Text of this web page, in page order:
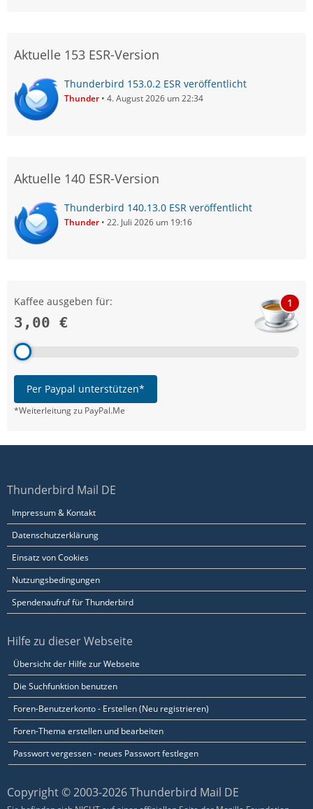
Aktuelle 153 ESR-Version
Thunderbird 153.0.2 ESR veröffentlicht
Thunder 4. August 2026 um 22:34
Aktuelle 140 ESR-Version
Thunderbird 140.13.0 ESR veröffentlicht
Thunder 22. Juli 2026 um 19:16
Kaffee ausgeben für:
3,00 €
1
Per Paypal unterstützen*
*Weiterleitung zu PayPal.Me
Thunderbird Mail DE
Impressum & Kontakt
Datenschutzerklärung
Einsatz von Cookies
Nutzungsbedingungen
Spendenaufruf für Thunderbird
Hilfe zu dieser Webseite
Übersicht der Hilfe zur Webseite
Die Suchfunktion benutzen
Foren-Benutzerkonto - Erstellen (Neu registrieren)
Foren-Thema erstellen und bearbeiten
Passwort vergessen - neues Passwort festlegen
Copyright © 2003-2026 Thunderbird Mail DE